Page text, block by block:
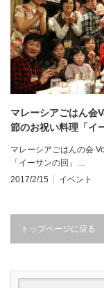
マレーシアごはん
節のお祝い料理「イ
マレーシアごはんの会
「イーサンの回」…
2017/2/15
イベント
トップページに戻る